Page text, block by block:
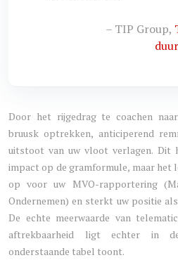
– TIP Group,
Door het rijgedrag te coachen
bruusk optrekken, anticiperend
uitstoot van uw vloot verlagen. Dit
impact op de gramformule, maar het
op voor uw MVO-rapportering
Ondernemen) en sterkt uw positie
De echte meerwaarde van
aftrekbaarheid ligt echter in
onderstaande tabel toont.